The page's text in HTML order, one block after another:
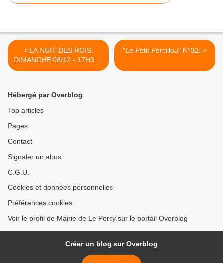
< LA NUIT DES ROIS:
DIMANCHE 08/12 - 17H30 -
LA GRANGE
"Le Petit Percillou" N°32: >
Hébergé par Overblog
Top articles
Pages
Contact
Signaler un abus
C.G.U.
Cookies et données personnelles
Préférences cookies
Voir le profil de Mairie de Le Percy sur le portail Overblog
Créer un blog sur Overblog